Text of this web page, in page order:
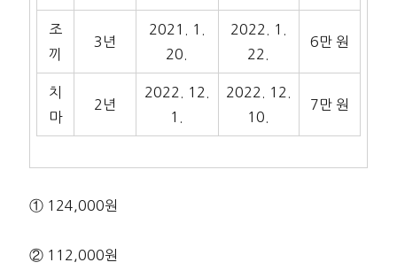
조
끼
3년
2021. 1.
20.
2022. 1.
22.
6만 원
치
마
2년
2022. 12.
1.
2022. 12.
10.
7만 원
① 124,000원
② 112,000원